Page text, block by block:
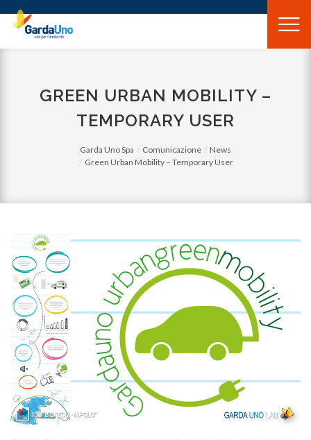
Gardauno
Spa
GREEN URBAN MOBILITY –
TEMPORARY USER
Garda Uno Spa Comunicazione
News
Green Urban Mobility – Temporary User